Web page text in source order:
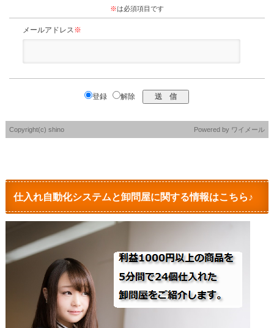
※は必須項目です
メールアドレス※
登録 解除
Copyright(c) shino Powered by ワイメール
仕入れ自動化システムと卸問屋に関する情報はこちら♪